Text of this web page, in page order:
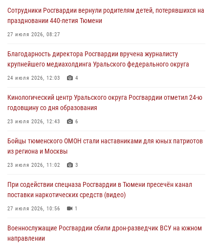
Росгвардейцы в Тюменской области почтили память генерала
армии Ивана Кирилловича Яковлева
05 августа 2026, 11:03
В Тюмени офицер Росгвардии в радиоэфире напомнил гражданам о
мерах безопасного владения оружием
05 августа 2026, 09:56
Военнослужащие Росгвардии сбили дрон-разведчик ВСУ на южном
направлении
05 августа 2026, 05:35
Стальной характер продемонстрировали росгвардейцы в ходе
масштабных спортивных событий на Урале
05 августа 2026, 05:22
Сотрудники Росгвардии вернули родителям детей, потерявшихся на
праздновании 440-летия Тюмени
27 июля 2026, 08:27
Благодарность директора Росгвардии вручена журналисту
крупнейшего медиахолдинга Уральского федерального округа
24 июля 2026, 12:03 4
Кинологический центр Уральского округа Росгвардии отметил 24-ю
годовщину со дня образования
23 июля 2026, 12:43 6
Бойцы тюменского ОМОН стали наставниками для юных патриотов
из региона и Москвы
23 июля 2026, 11:02 3
При содействии спецназа Росгвардии в Тюмени пресечён канал
поставки наркотических средств (видео)
27 июля 2026, 10:56 1
Военнослужащие Росгвардии сбили дрон-разведчик ВСУ на южном
направлении